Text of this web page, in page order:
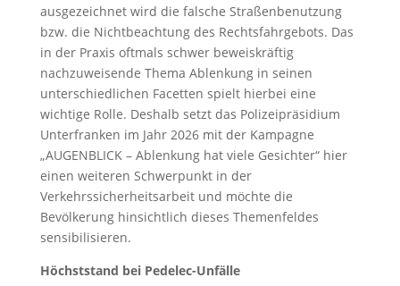
ausgezeichnet wird die falsche Straßenbenutzung
bzw. die Nichtbeachtung des Rechtsfahrgebots. Das
in der Praxis oftmals schwer beweiskräftig
nachzuweisende Thema Ablenkung in seinen
unterschiedlichen Facetten spielt hierbei eine
wichtige Rolle. Deshalb setzt das Polizeipräsidium
Unterfranken im Jahr 2026 mit der Kampagne
„AUGENBLICK – Ablenkung hat viele Gesichter“ hier
einen weiteren Schwerpunkt in der
Verkehrssicherheitsarbeit und möchte die
Bevölkerung hinsichtlich dieses Themenfeldes
sensibilisieren.
Höchststand bei Pedelec-Unfälle